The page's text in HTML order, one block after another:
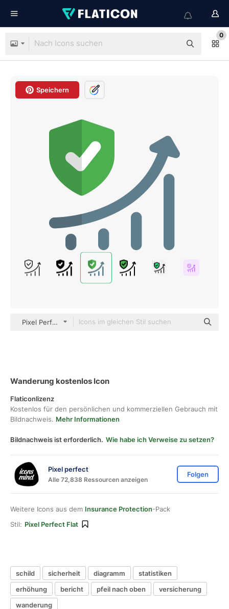
0
Speichern
Pixel Perfect Flat
Wanderung kostenlos Icon
Flaticonlizenz
Kostenlos für den persönlichen und kommerziellen Gebrauch mit
Bildnachweis. Mehr Informationen
Bildnachweis ist erforderlich. Wie habe ich Verweise zu setzen?
Pixel perfect
Alle 72,838 Ressourcen anzeigen
Folgen
Weitere Icons aus dem Insurance Protection-Pack
Stil: Pixel Perfect Flat
schild sicherheit diagramm
statistiken
erhöhung
bericht pfeil nach oben
versicherung
wanderung